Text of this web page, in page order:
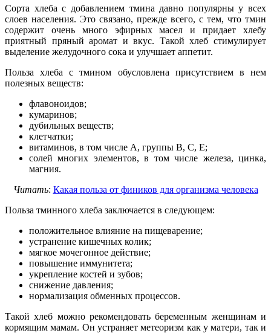
Сорта хлеба с добавлением тмина давно популярны у всех
слоев населения. Это связано, прежде всего, с тем, что тмин
содержит очень много эфирных масел и придает хлебу
приятный пряный аромат и вкус. Такой хлеб стимулирует
выделение желудочного сока и улучшает аппетит.
Польза хлеба с тмином обусловлена присутствием в нем
полезных веществ:
флавоноидов;
кумаринов;
дубильных веществ;
клетчатки;
витаминов, в том числе А, группы В, С, Е;
солей многих элементов, в том числе железа, цинка,
магния.
Читать: Какая польза от фиников для организма человека
Польза тминного хлеба заключается в следующем:
положительное влияние на пищеварение;
устранение кишечных колик;
мягкое мочегонное действие;
повышение иммунитета;
укрепление костей и зубов;
снижение давления;
нормализация обменных процессов.
Такой хлеб можно рекомендовать беременным женщинам и
кормящим мамам. Он устраняет метеоризм как у матери, так и